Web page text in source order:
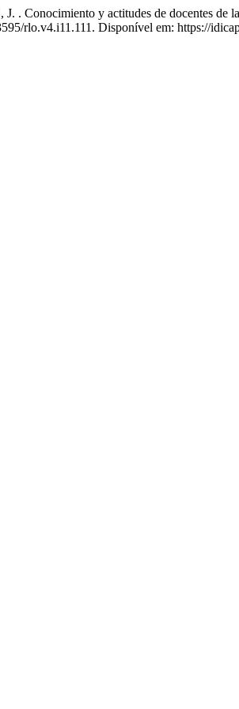
y actitudes de docentes de la
rlo.v4.i11.111. Disponível em: https://